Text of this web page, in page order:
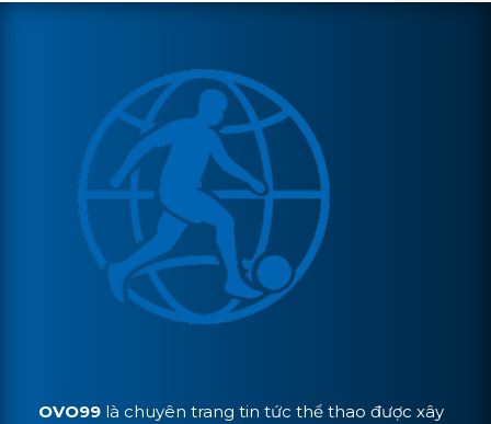
OVO99 là chuyên trang tin tức thể thao được xây